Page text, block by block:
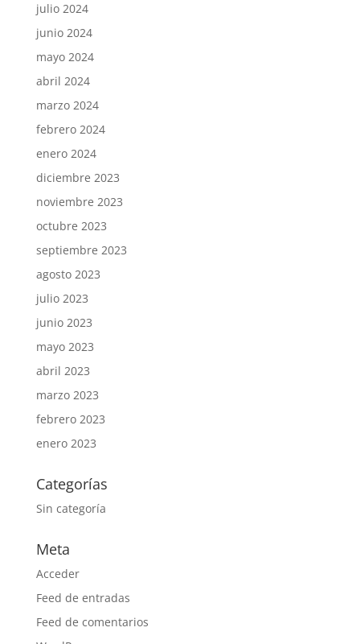
julio 2024
junio 2024
mayo 2024
abril 2024
marzo 2024
febrero 2024
enero 2024
diciembre 2023
noviembre 2023
octubre 2023
septiembre 2023
agosto 2023
julio 2023
junio 2023
mayo 2023
abril 2023
marzo 2023
febrero 2023
enero 2023
Categorías
Sin categoría
Meta
Acceder
Feed de entradas
Feed de comentarios